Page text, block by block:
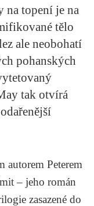
PŘEKLADU
na topení je na
tělo
ale neobohatí
pohanských
tak otvírá
autorem Peterem
– jeho román
zasazené do